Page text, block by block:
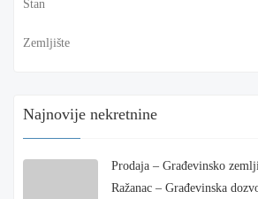
Stan
Zemljište
Najnovije nekretnine
Prodaja – Građevinsko
Ražanac – Građevinska